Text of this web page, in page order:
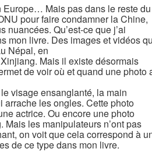
Europe… Mais pas dans le reste du
pour faire condamner la Chine,
Qu’est-ce que j’ai
mon livre. Des images et vidéos
Népal, en
Mais il existe désormais
de voir où et quand une photo
visage ensanglanté, la main
les ongles. Cette photo
actrice. Ou encore une photo
les manipulateurs n’ont pas
on voit que cela correspond à
de ce type dans mon livre.